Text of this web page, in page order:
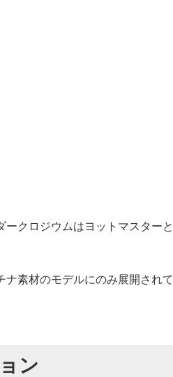
クロジウムはヨットマスターと
ナ素材のモデルにのみ展開されて
ン